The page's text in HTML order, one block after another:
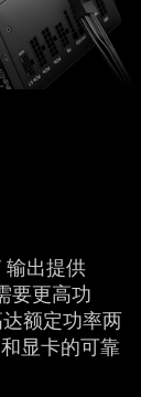
输出提供
要更高功
额定功率两
显卡的可靠